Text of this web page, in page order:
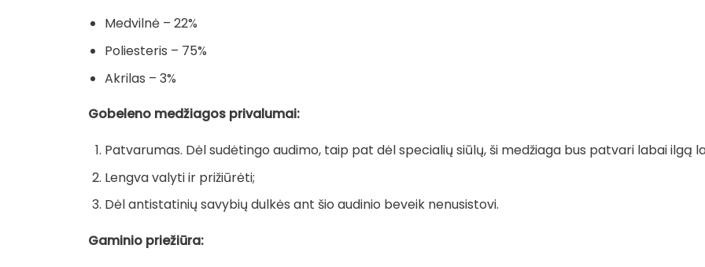
Medvilnė – 22%
Poliesteris – 75%
Akrilas – 3%
Gobeleno medžiagos privalumai:
Patvarumas. Dėl sudėtingo audimo, taip pat dėl specialių siūlų, ši medžiaga bus patvari labai ilgą
Lengva valyti ir prižiūrėti;
Dėl antistatinių savybių dulkės ant šio audinio beveik nenusistovi.
Gaminio priežiūra: